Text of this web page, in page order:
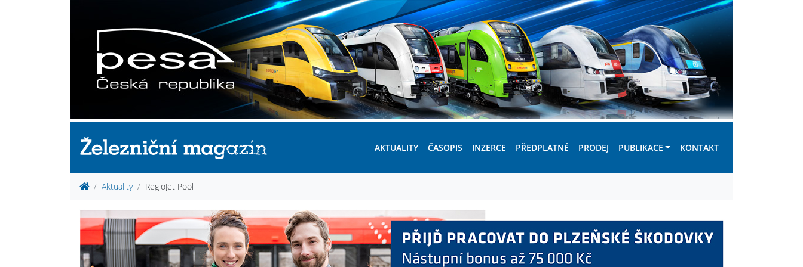
AKTUALITY ČASOPIS INZERCE PŘEDPLATNÉ PRODEJ PUBLIKACE KONTAKT
Aktuality RegioJet Pool